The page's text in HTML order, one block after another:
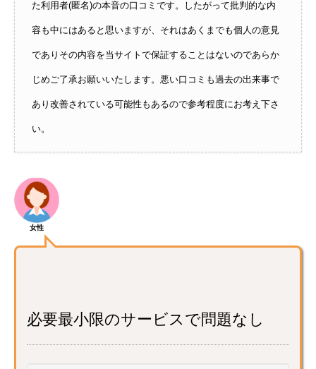
た利用者(匿名)の本音の口コミです。したがって批判的な内
容も中にはあると思いますが、それはあくまでも個人の意見
でありその内容を当サイトで保証することはないのであらか
じめご了承お願いいたします。悪い口コミも過去の出来事で
あり改善されている可能性もあるので参考程度にお考え下さ
い。
女性
必要最小限のサービスで問題なし